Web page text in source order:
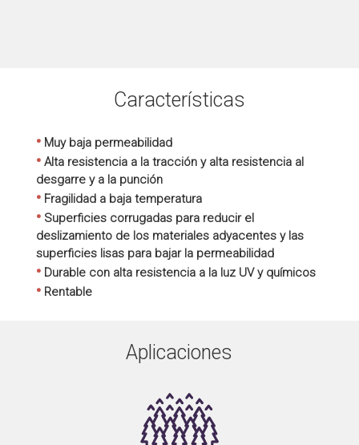
Características
•Muy baja permeabilidad
•Alta resistencia a la tracción y alta resistencia al
desgarre y a la punción
•Fragilidad a baja temperatura
•Superficies corrugadas para reducir el
deslizamiento de los materiales adyacentes y las
superficies lisas para bajar la permeabilidad
•Durable con alta resistencia a la luz UV y químicos
•Rentable
Aplicaciones